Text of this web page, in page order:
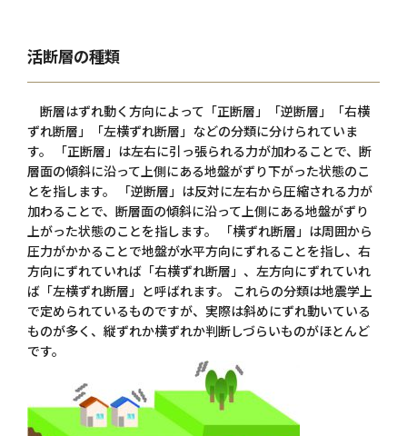
活断層の種類
断層はずれ動く方向によって「正断層」「逆断層」「右横
ずれ断層」「左横ずれ断層」などの分類に分けられていま
す。 「正断層」は左右に引っ張られる力が加わることで、断
層面の傾斜に沿って上側にある地盤がずり下がった状態のこ
とを指します。 「逆断層」は反対に左右から圧縮される力が
加わることで、断層面の傾斜に沿って上側にある地盤がずり
上がった状態のことを指します。 「横ずれ断層」は周囲から
圧力がかかることで地盤が水平方向にずれることを指し、右
方向にずれていれば「右横ずれ断層」、左方向にずれていれ
ば「左横ずれ断層」と呼ばれます。 これらの分類は地震学上
で定められているものですが、実際は斜めにずれ動いている
ものが多く、縦ずれか横ずれか判断しづらいものがほとんど
です。